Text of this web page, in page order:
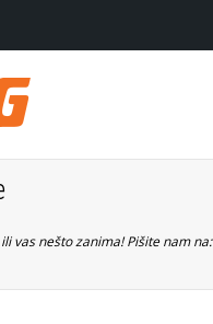
vas nešto zanima! Pišite nam na: